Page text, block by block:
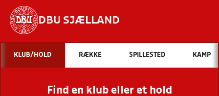
DBU SJÆLLAND
Hvad vil du søge efter?
INDHOLD OG NYHEDER
STILLINGER, RESULTATER, KLUBBER OG
KLUB/HOLD RÆKKE SPILLESTED KAMP
Find en klub eller et hold